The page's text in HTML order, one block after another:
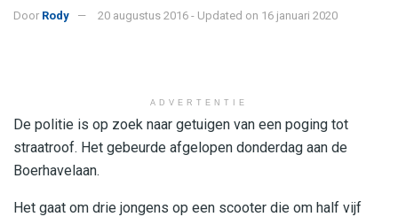
Door Rody 20 augustus 2016 - Updated on 16 januari 2020
ADVERTENTIE
De politie is op zoek naar getuigen van een poging tot
straatroof. Het gebeurde afgelopen donderdag aan de
Boerhavelaan.
Het gaat om drie jongens op een scooter die om half vijf